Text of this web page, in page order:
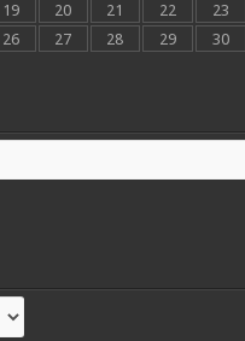
19 20 21 22
23
26 27 28 29
30